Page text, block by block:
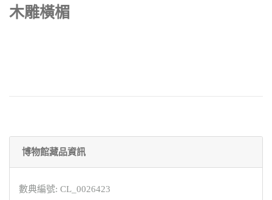
木雕橫楣
博物館藏品資訊
數典編號: CL_0026423